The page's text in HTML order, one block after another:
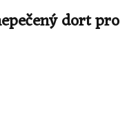
dort pro